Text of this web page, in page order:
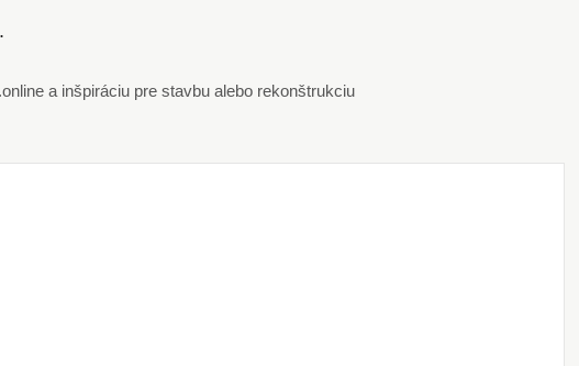
a inšpiráciu pre stavbu alebo rekonštrukciu